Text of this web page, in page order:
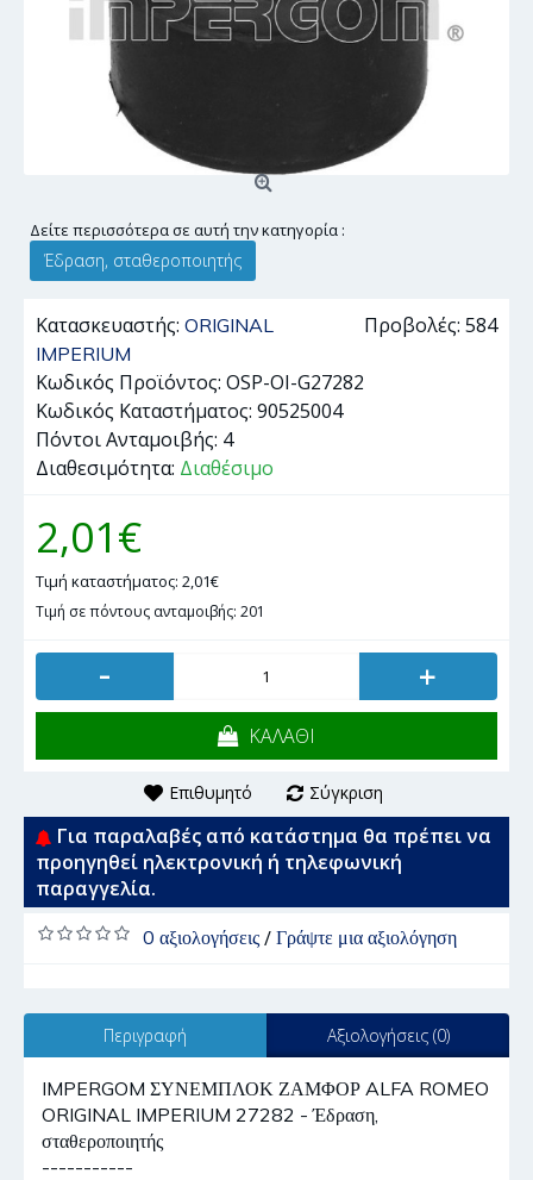
Δείτε περισσότερα σε αυτή την κατηγορία :
Έδραση, σταθεροποιητής
Προβολές: 584
Κατασκευαστής: ORIGINAL
IMPERIUM
Κωδικός Προϊόντος: OSP-OI-G27282
Κωδικός Καταστήματος: 90525004
Πόντοι Ανταμοιβής: 4
Διαθεσιμότητα: Διαθέσιμο
2,01€
Τιμή καταστήματος: 2,01€
Τιμή σε πόντους ανταμοιβής: 201
- +
ΚΑΛΑΘΙ
Επιθυμητό Σύγκριση
Για παραλαβές από κατάστημα θα πρέπει να
προηγηθεί ηλεκτρονική ή τηλεφωνική
παραγγελία.
0 αξιολογήσεις/ Γράψτε μια αξιολόγηση
Περιγραφή Αξιολογήσεις (0)
IMPERGOM ΣΥΝΕΜΠΛΟΚ ΖΑΜΦΟΡ ALFA ROMEO
ORIGINAL IMPERIUM 27282 - Έδραση,
σταθεροποιητής
-----------